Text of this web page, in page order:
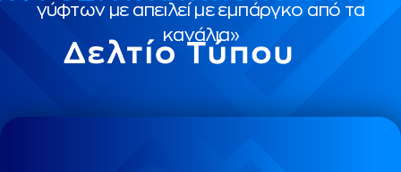
γύφτων με απειλεί με εμπάργκο από τα
κανάλια»